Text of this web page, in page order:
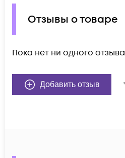
Отзывы о товаре
Пока нет ни одного отзыва
Добавить отзыв